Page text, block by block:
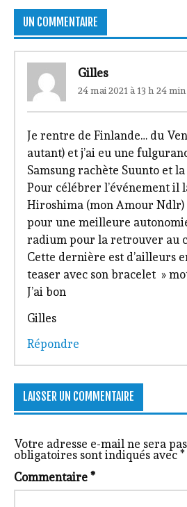
UN COMMENTAIRE
Gilles
24 mai 2021 à 13 h 24 min
Je rentre de Finlande… du
autant) et j’ai eu une
Samsung rachète Suunto et
Pour célébrer l’événement il
Hiroshima (mon Amour
pour une meilleure
radium pour la retrouver au
Cette dernière est d’ailleurs
teaser avec son bracelet »
J’ai bon
Gilles
Répondre
LAISSER UN COMMENTAIRE
Votre adresse e-mail ne sera
obligatoires sont indiqués avec*
Commentaire*